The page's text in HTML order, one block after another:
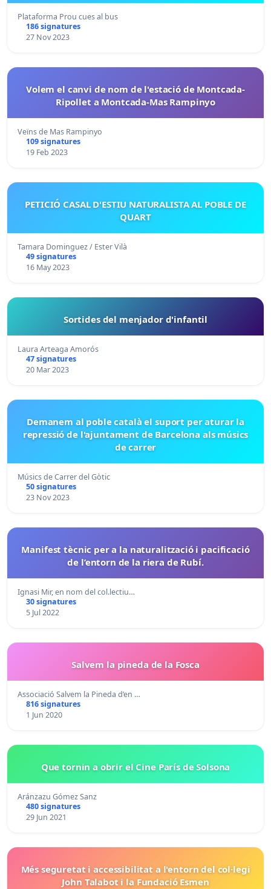
Plataforma Prou cues al bus
186 signatures
27 Nov 2023
Volem el canvi de nom de l'estació de Montcada-
Ripollet a Montcada-Mas Rampinyo
Veïns de Mas Rampinyo
109 signatures
19 Feb 2023
PETICIÓ CASAL D'ESTIU NATURALISTA AL POBLE DE
QUART
Tamara Dominguez / Ester Vilà
49 signatures
16 May 2023
Sortides del menjador d'infantil
Laura Arteaga Amorós
47 signatures
20 Mar 2023
Demanem al poble català el suport per aturar la
repressió de l'ajuntament de Barcelona als músics
de carrer
Músics de Carrer del Gòtic
50 signatures
23 Nov 2023
Manifest tècnic per a la naturalització i pacificació
de l’entorn de la riera de Rubí.
Ignasi Mir, en nom del col.lectiu…
30 signatures
5 Jul 2022
Salvem la pineda de la Fosca
Associació Salvem la Pineda d’en …
816 signatures
1 Jun 2020
Que tornin a obrir el Cine París de Solsona
Aránzazu Gómez Sanz
480 signatures
29 Jun 2021
Més seguretat i accessibilitat a l'entorn del col·legi
John Talabot i la Fundació Esmen